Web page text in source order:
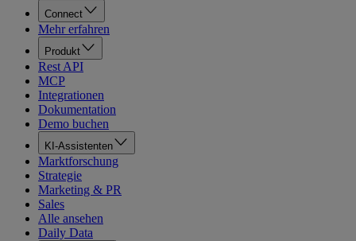
Connect
Mehr erfahren
Produkt
Rest API
MCP
Integrationen
Dokumentation
Demo buchen
KI-Assistenten
Marktforschung
Strategie
Marketing & PR
Sales
Alle ansehen
Daily Data